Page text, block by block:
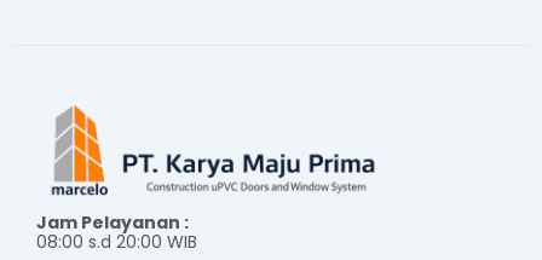
Jam Pelayanan :
08:00 s.d 20:00 WIB